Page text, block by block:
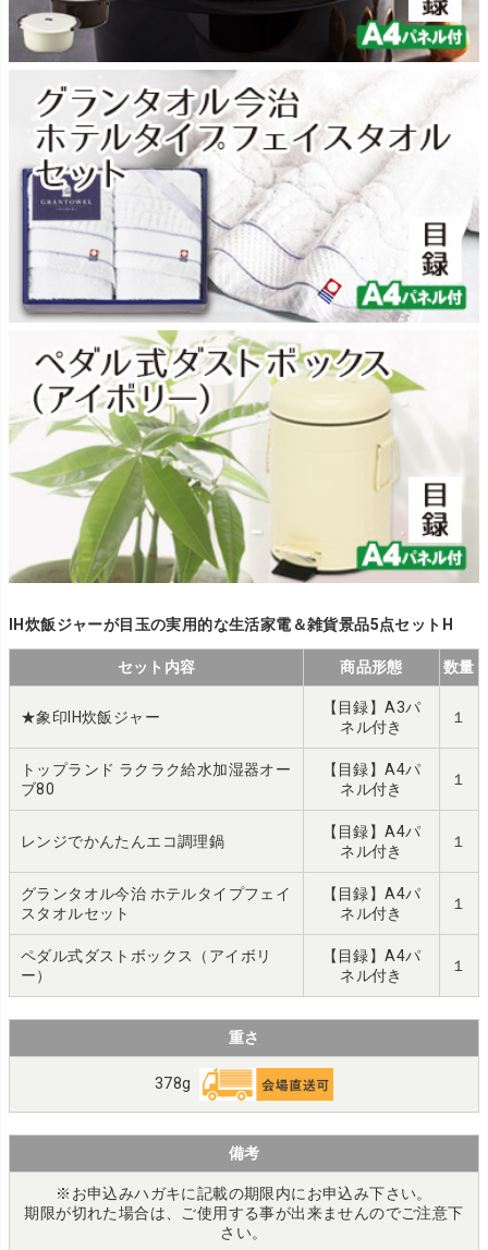
IH炊飯ジャーが目玉の実用的な生活家電＆雑貨景品5点セットH
セット内容 商品形態 数量
★象印IH炊飯ジャー
【目録】A3パ
ネル付き
１
トップランド ラクラク給水加湿器オー
ブ80
【目録】A4パ
ネル付き
１
レンジでかんたんエコ調理鍋
【目録】A4パ
ネル付き
１
グランタオル今治 ホテルタイプフェイ
スタオルセット
【目録】A4パ
ネル付き
１
ペダル式ダストボックス（アイボリ
ー）
【目録】A4パ
ネル付き
１
重さ
378g
備考
※お申込みハガキに記載の期限内にお申込み下さい。
期限が切れた場合は、ご使用する事が出来ませんのでご注意下
さい。